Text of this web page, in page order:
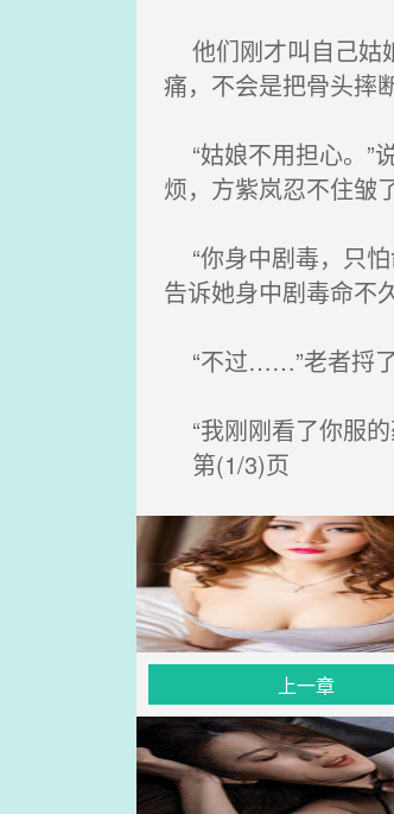
他们刚才叫自己姑
痛，不会是把骨头摔
“姑娘不用担心。”
烦，方紫岚忍不住皱
“你身中剧毒，只
告诉她身中剧毒命不
“不过……”老者捋了
“我刚刚看了你服的
第(1/3)页
上一章